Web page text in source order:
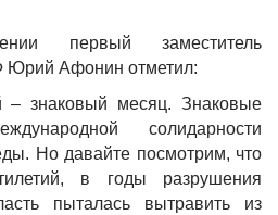
первый заместитель
Юрий Афонин отметил:
– знаковый месяц. Знаковые
солидарности
Но давайте посмотрим, что
в годы разрушения
пыталась вытравить из